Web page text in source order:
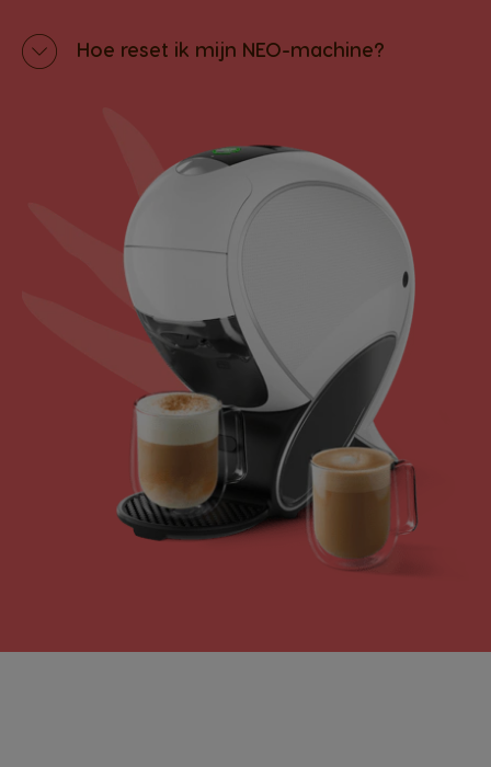
Hoe reset ik mijn NEO-machine?